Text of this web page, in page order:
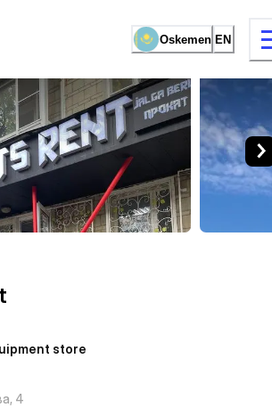
Oskemen EN
Female
— Sports
store
4